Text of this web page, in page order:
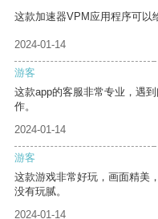
这款加速器VPM应用程序可以
2024-01-14
游客
这款app的客服非常专业，遇
作。
2024-01-14
游客
这款游戏非常好玩，画面精美
没有玩腻。
2024-01-14